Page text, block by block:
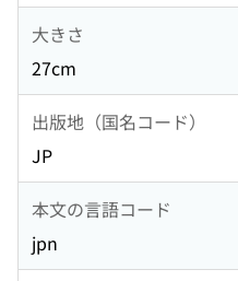
大きさ
27cm
出版地（国名コード）
JP
本文の言語コード
jpn